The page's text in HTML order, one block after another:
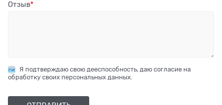
Отзыв
Я подтверждаю свою дееспособность, даю согласие на
обработку своих персональных данных.